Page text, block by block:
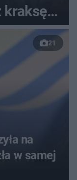
kraksę
21
na
w samej